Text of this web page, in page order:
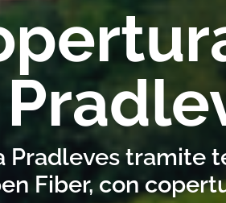
Pradleves tramite
Fiber, con